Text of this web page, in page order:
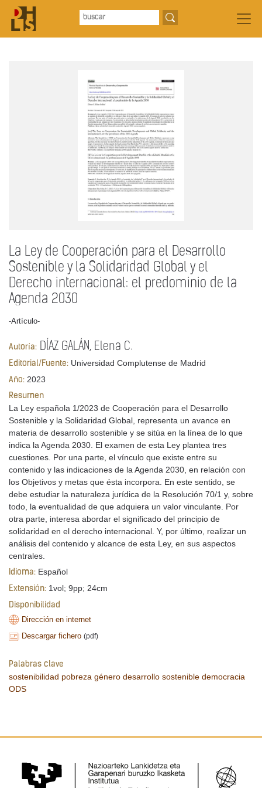
La Ley de Cooperación para el Desarrollo
Sostenible y la Solidaridad Global y el
Derecho internacional: el predominio de la
Agenda 2030
-Artículo-
Autoría: DÍAZ GALÁN, Elena C.
Editorial/Fuente: Universidad Complutense de Madrid
Año: 2023
Resumen
La Ley española 1/2023 de Cooperación para el Desarrollo
Sostenible y la Solidaridad Global, representa un avance en
materia de desarrollo sostenible y se sitúa en la línea de lo que
indica la Agenda 2030. El examen de esta Ley plantea tres
cuestiones. Por una parte, el vínculo que existe entre su
contenido y las indicaciones de la Agenda 2030, en relación con
los Objetivos y metas que ésta incorpora. En este sentido, se
debe estudiar la naturaleza jurídica de la Resolución 70/1 y, sobre
todo, la eventualidad de que adquiera un valor vinculante. Por
otra parte, interesa abordar el significado del principio de
solidaridad en el derecho internacional. Y, por último, realizar un
análisis del contenido y alcance de esta Ley, en sus aspectos
centrales.
Idioma: Español
Extensión: 1vol; 9pp; 24cm
Disponibilidad
Dirección en internet
Descargar fichero (pdf)
Palabras clave
sostenibilidad pobreza género desarrollo sostenible democracia
ODS